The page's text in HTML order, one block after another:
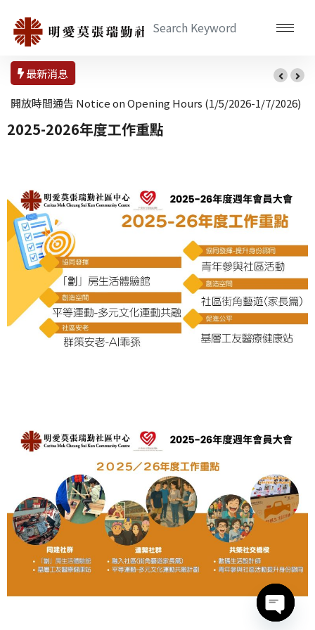
最新消息
開放時間通告 Notice on Opening Hours (1/5/2026-1/7/2026)
2025-2026年度工作重點